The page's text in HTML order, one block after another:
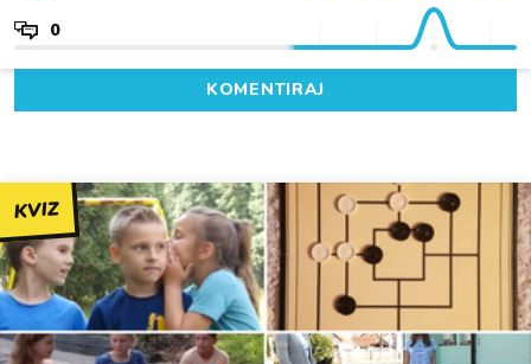
0
KOMENTIRAJ
KVIZ